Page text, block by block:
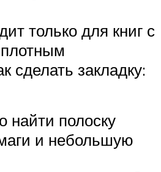
только для книг с
сделать закладку:
найти полоску
и небольшую